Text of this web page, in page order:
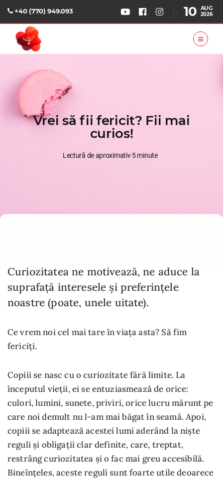
+40 (770) 949.093 10 AUG
2026
Vrei să fii fericit? Fii mai
curios!
Lectură de aproximativ 5 minute
Curiozitatea ne motivează, ne aduce la
suprafață interesele și preferințele
noastre (poate, unele uitate).
Ce vrem noi cel mai tare în viața asta? Să fim
fericiți.
Copiii se nasc cu o curiozitate fără limite. La
începutul vieții, ei se entuziasmează de orice:
culori, lumini, sunete, priviri, orice lucru mărunt pe
care noi demult nu l-am mai băgat în seamă. Apoi,
copiii se adaptează acestei lumi aderând la niște
reguli și obligații clar definite, care, treptat,
restrâng curiozitatea și o fac mai greu accesibilă.
Bineînțeles, aceste reguli sunt foarte utile deoarece